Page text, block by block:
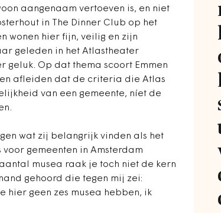
aangenaam vertoeven is, en niet
in The Dinner Club op het
wonen hier fijn, veilig en zijn
geleden in het Atlastheater
geluk. Op dat thema scoort Emmen
afleiden dat de criteria die Atlas
van een gemeente, níet de
wat zij belangrijk vinden als het
gemeenten in Amsterdam
musea raak je toch niet de kern
gehoord die tegen mij zei:
hier geen zes musea hebben, ik